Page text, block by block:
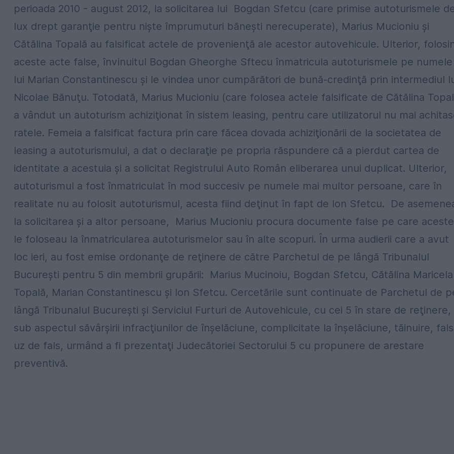
perioada 2010 - august 2012, la solicitarea lui Bogdan Sfetcu (care primise autoturismele
lux drept garanţie pentru nişte împrumuturi băneşti nerecuperate), Marius Mucioniu şi
Cătălina Topală au falsificat actele de provenienţă ale acestor autovehicule. Ulterior,
aceste acte false, învinuitul Bogdan Gheorghe Sftecu înmatricula autoturismele pe numele
lui Marian Constantinescu şi le vindea unor cumpărători de bună-credinţă prin intermediul
Nicolae Bănuţu. Totodată, Marius Mucioniu (care folosea actele falsificate de Cătălina
a vândut un autoturism achiziţionat în sistem leasing, pentru care utilizatorul nu mai
ratele. Femeia a falsificat factura prin care făcea dovada achiziţionării de la societatea de
leasing a autoturismului, a dat o declaraţie pe propria răspundere că a pierdut cartea de
identitate a acestuia şi a solicitat Registrului Auto Român eliberarea unui duplicat. Ulterior,
autoturismul a fost înmatriculat în mod succesiv pe numele mai multor persoane, care în
realitate nu au folosit autoturismul, acesta fiind deţinut în fapt de Ion Sfetcu. De
la solicitarea şi a altor persoane, Marius Mucioniu procura documente false pe care
le foloseau la înmatricularea autoturismelor sau în alte scopuri. În urma audierii care a avut
loc ieri, au fost emise ordonanţe de reţinere de către Parchetul de pe lângă Tribunalul
Bucureşti pentru 5 din membrii grupării: Marius Mucinoiu, Bogdan Sfetcu, Cătălina Maricela
Topală, Marian Constantinescu şi Ion Sfetcu. Cercetările sunt continuate de Parchetul de
lângă Tribunalul Bucureşti şi Serviciul Furturi de Autovehicule, cu cei 5 în stare de reţinere,
sub aspectul săvârşirii infracţiunilor de înşelăciune, complicitate la înşelăciune, tăinuire,
uz de fals, urmând a fi prezentaţi Judecătoriei Sectorului 5 cu propunere de arestare
preventivă.